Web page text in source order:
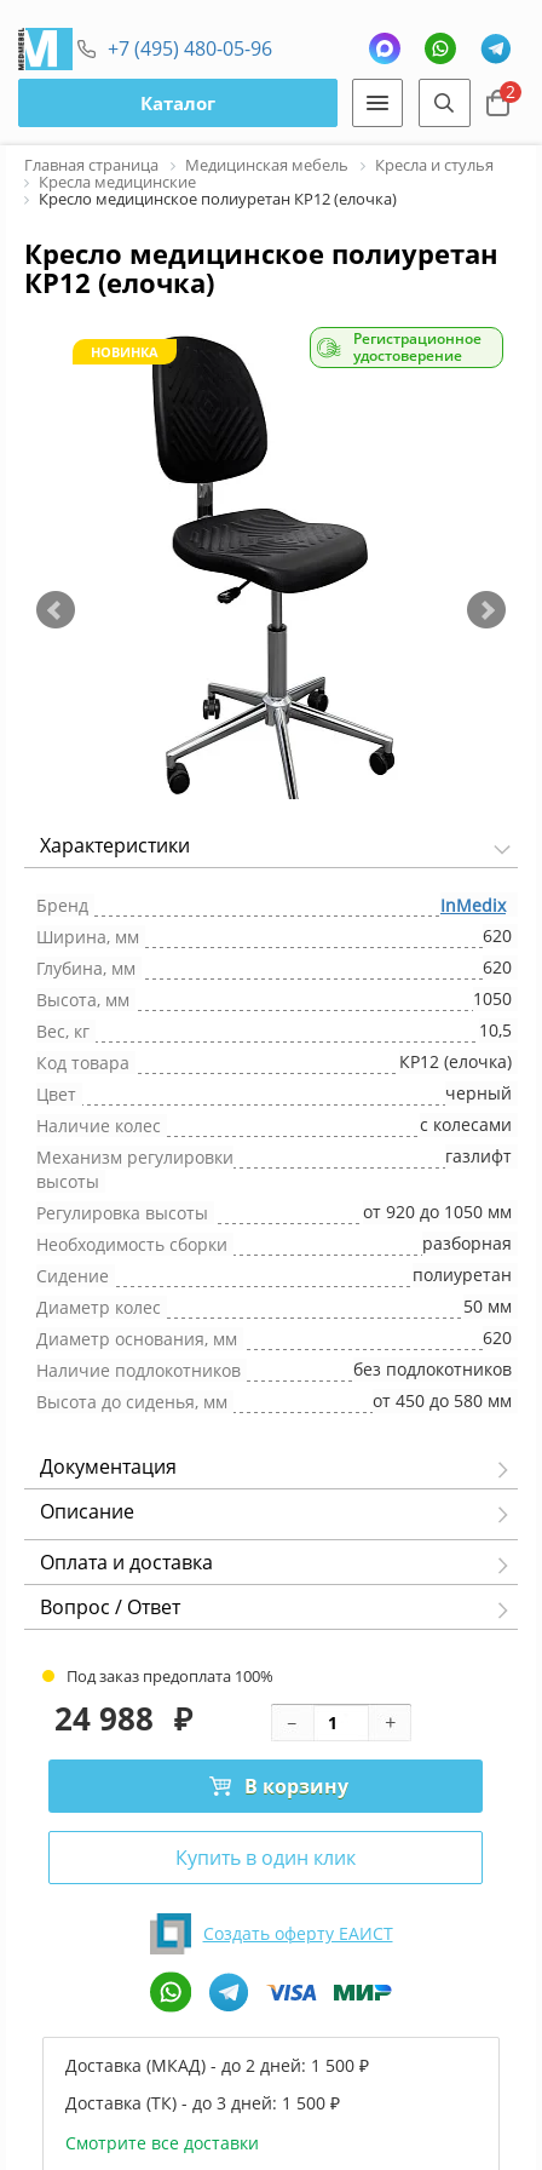
+7 (495) 480-05-96
Каталог 2
Главная страница Медицинская мебель Кресла и стулья
Кресла медицинские
Кресло медицинское полиуретан КР12 (елочка)
Кресло медицинское полиуретан
КР12 (елочка)
НОВИНКА
Регистрационное
удостоверение
Характеристики
Бренд
InMedix
Ширина, мм
620
Глубина, мм
620
Высота, мм
1050
Вес, кг
10,5
Код товара
КР12 (елочка)
Цвет
черный
Наличие колес
с колесами
Механизм регулировки
высоты
газлифт
Регулировка высоты
от 920 до 1050 мм
Необходимость сборки
разборная
Сидение
полиуретан
Диаметр колес
50 мм
Диаметр основания, мм
620
Наличие подлокотников
без подлокотников
Высота до сиденья, мм
от 450 до 580 мм
Документация
Описание
Оплата и доставка
Вопрос / Ответ
Под заказ предоплата 100%
24 988 ₽
В корзину
Купить в один клик
Создать оферту ЕАИСТ
Доставка (МКАД) - до 2 дней: 1 500 ₽
Доставка (ТК) - до 3 дней: 1 500 ₽
Смотрите все доставки